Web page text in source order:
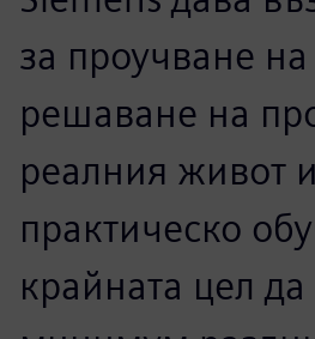
Д-р Тим Джоунс, Ръководител на
Инженерно училище в